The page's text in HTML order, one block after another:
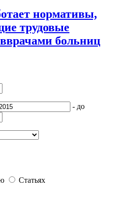
нормативы,
трудовые
больниц
- до
Статьях